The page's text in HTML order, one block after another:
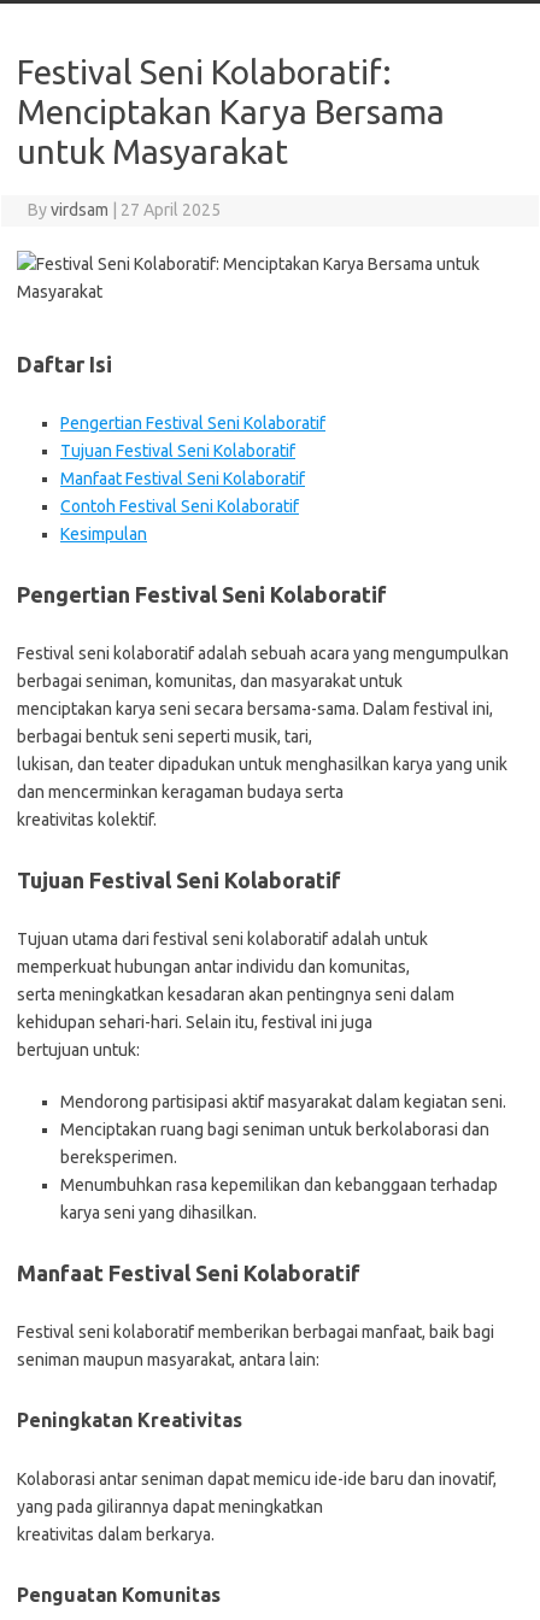
Festival Seni Kolaboratif:
Menciptakan Karya Bersama
untuk Masyarakat
Byvirdsam 27 April 2025
Daftar Isi
Pengertian Festival Seni Kolaboratif
Tujuan Festival Seni Kolaboratif
Manfaat Festival Seni Kolaboratif
Contoh Festival Seni Kolaboratif
Kesimpulan
Pengertian Festival Seni Kolaboratif
Festival seni kolaboratif adalah sebuah acara yang mengumpulkan
berbagai seniman, komunitas, dan masyarakat untuk
menciptakan karya seni secara bersama-sama. Dalam festival ini,
berbagai bentuk seni seperti musik, tari,
lukisan, dan teater dipadukan untuk menghasilkan karya yang unik
dan mencerminkan keragaman budaya serta
kreativitas kolektif.
Tujuan Festival Seni Kolaboratif
Tujuan utama dari festival seni kolaboratif adalah untuk
memperkuat hubungan antar individu dan komunitas,
serta meningkatkan kesadaran akan pentingnya seni dalam
kehidupan sehari-hari. Selain itu, festival ini juga
bertujuan untuk:
Mendorong partisipasi aktif masyarakat dalam kegiatan seni.
Menciptakan ruang bagi seniman untuk berkolaborasi dan
bereksperimen.
Menumbuhkan rasa kepemilikan dan kebanggaan terhadap
karya seni yang dihasilkan.
Manfaat Festival Seni Kolaboratif
Festival seni kolaboratif memberikan berbagai manfaat, baik bagi
seniman maupun masyarakat, antara lain:
Peningkatan Kreativitas
Kolaborasi antar seniman dapat memicu ide-ide baru dan inovatif,
yang pada gilirannya dapat meningkatkan
kreativitas dalam berkarya.
Penguatan Komunitas